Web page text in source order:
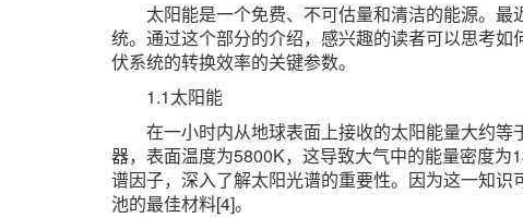
太阳能是一个免费、不可估量和清洁的能源。
统。通过这个部分的介绍，感兴趣的读者可以思考
伏系统的转换效率的关键参数。
1.1太阳能
在一小时内从地球表面上接收的太阳能量大约
器，表面温度为5800K，这导致大气中的能量密度为
谱因子，深入了解太阳光谱的重要性。因为这一知
池的最佳材料[4]。